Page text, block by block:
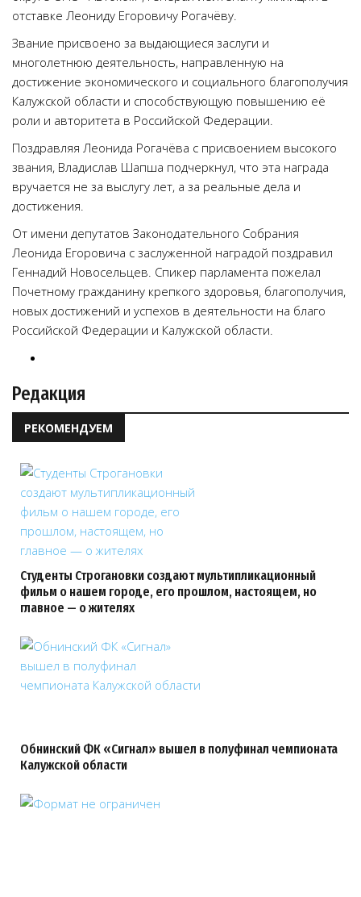
отставке Леониду Егоровичу Рогачёву.
Звание присвоено за выдающиеся заслуги и
многолетнюю деятельность, направленную на
достижение экономического и социального благополучия
Калужской области и способствующую повышению её
роли и авторитета в Российской Федерации.
Поздравляя Леонида Рогачёва с присвоением высокого
звания, Владислав Шапша подчеркнул, что эта награда
вручается не за выслугу лет, а за реальные дела и
достижения.
От имени депутатов Законодательного Собрания
Леонида Егоровича с заслуженной наградой поздравил
Геннадий Новосельцев. Спикер парламента пожелал
Почетному гражданину крепкого здоровья, благополучия,
новых достижений и успехов в деятельности на благо
Российской Федерации и Калужской области.
Редакция
РЕКОМЕНДУЕМ
Студенты Строгановки создают мультипликационный
фильм о нашем городе, его прошлом, настоящем, но
главное — о жителях
Обнинский ФК «Сигнал» вышел в полуфинал чемпионата
Калужской области